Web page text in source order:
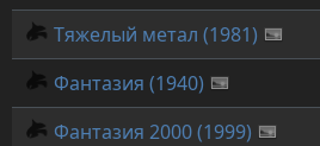
Тяжелый метал (1981)
Фантазия (1940)
Фантазия 2000 (1999)